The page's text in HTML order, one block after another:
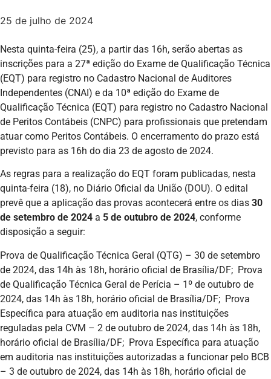
25 de julho de 2024
Nesta quinta-feira (25), a partir das 16h, serão abertas as
inscrições para a 27ª edição do Exame de Qualificação Técnica
(EQT) para registro no Cadastro Nacional de Auditores
Independentes (CNAI) e da 10ª edição do Exame de
Qualificação Técnica (EQT) para registro no Cadastro Nacional
de Peritos Contábeis (CNPC) para profissionais que pretendam
atuar como Peritos Contábeis. O encerramento do prazo está
previsto para as 16h do dia 23 de agosto de 2024.
As regras para a realização do EQT foram publicadas, nesta
quinta-feira (18), no Diário Oficial da União (DOU). O edital
prevê que a aplicação das provas acontecerá entre os dias 30
de setembro de 2024 a 5 de outubro de 2024, conforme
disposição a seguir:
Prova de Qualificação Técnica Geral (QTG) – 30 de setembro
de 2024, das 14h às 18h, horário oficial de Brasília/DF; Prova
de Qualificação Técnica Geral de Perícia – 1º de outubro de
2024, das 14h às 18h, horário oficial de Brasília/DF; Prova
Específica para atuação em auditoria nas instituições
reguladas pela CVM – 2 de outubro de 2024, das 14h às 18h,
horário oficial de Brasília/DF; Prova Específica para atuação
em auditoria nas instituições autorizadas a funcionar pelo BCB
– 3 de outubro de 2024, das 14h às 18h, horário oficial de